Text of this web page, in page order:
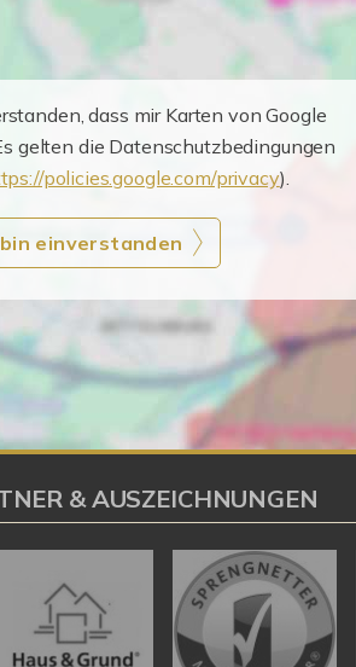
dass mir Karten von Google
gelten die Datenschutzbedingungen
policies.google.com/privacy).
einverstanden
& AUSZEICHNUNGEN